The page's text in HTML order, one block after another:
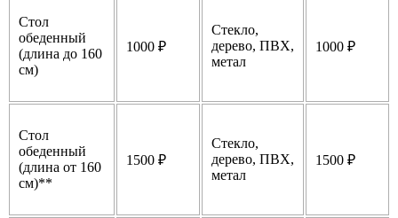
Стол
обеденный
(длина до 160
см)
1000 ₽
Стекло,
дерево, ПВХ,
метал
1000 ₽
Стол
обеденный
(длина от 160
см)**
1500 ₽
Стекло,
дерево, ПВХ,
метал
1500 ₽